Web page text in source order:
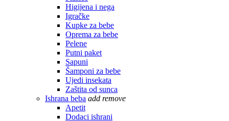
Higijena i nega
Igračke
Kupke za bebe
Oprema za bebe
Pelene
Putni paket
Sapuni
Šamponi za bebe
Ujedi insekata
Zaštita od sunca
Ishrana beba add remove
Apetit
Dodaci ishrani